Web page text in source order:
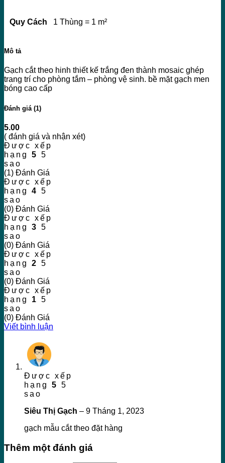
Quy Cách 1 Thùng = 1 m²
Mô tả
Gạch cắt theo hinh thiết kế trắng đen thành mosaic ghép
trang trí cho phòng tắm – phòng vệ sinh. bề mặt gạch men
bóng cao cấp
Đánh giá (1)
5.00
( đánh giá và nhận xét)
Được xếp
hạng 5 5
sao
(1) Đánh Giá
Được xếp
hạng 4 5
sao
(0) Đánh Giá
Được xếp
hạng 3 5
sao
(0) Đánh Giá
Được xếp
hạng 2 5
sao
(0) Đánh Giá
Được xếp
hạng 1 5
sao
(0) Đánh Giá
Viết bình luận
Được xếp
hạng 5 5
sao
Siêu Thị Gạch – 9 Tháng 1, 2023
gạch mẫu cắt theo đặt hàng
Thêm một đánh giá